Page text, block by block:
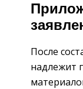
После
надлежит